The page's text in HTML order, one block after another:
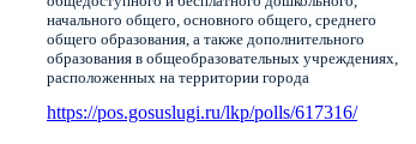
начального общего, основного общего, среднего
общего образования, а также дополнительного
образования в общеобразовательных учреждениях,
расположенных на территории города
https://pos.gosuslugi.ru/lkp/polls/617316/